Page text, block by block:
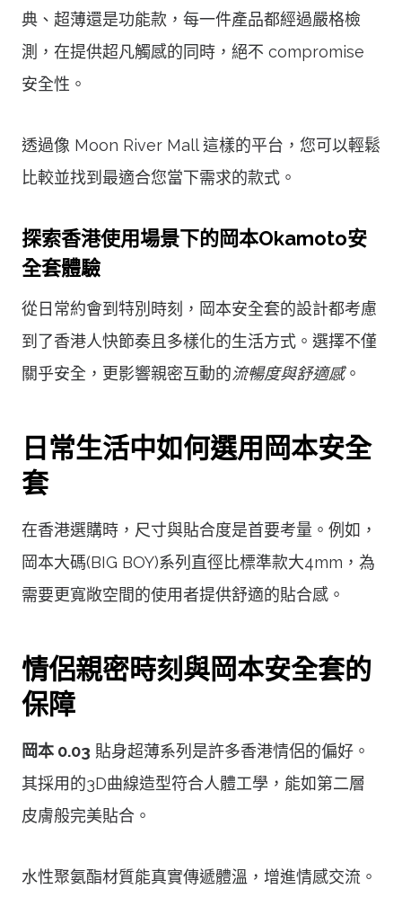
典、超薄還是功能款，每一件產品都經過嚴格檢
測，在提供超凡觸感的同時，絕不 compromise
安全性。
透過像 Moon River Mall 這樣的平台，您可以輕鬆
比較並找到最適合您當下需求的款式。
探索香港使用場景下的岡本Okamoto安
全套體驗
從日常約會到特別時刻，岡本安全套的設計都考慮
到了香港人快節奏且多樣化的生活方式。選擇不僅
關乎安全，更影響親密互動的流暢度與舒適感。
日常生活中如何選用岡本安全
套
在香港選購時，尺寸與貼合度是首要考量。例如，
岡本大碼(BIG BOY)系列直徑比標準款大4mm，為
需要更寬敞空間的使用者提供舒適的貼合感。
情侶親密時刻與岡本安全套的
保障
岡本 0.03 貼身超薄系列是許多香港情侶的偏好。
其採用的3D曲線造型符合人體工學，能如第二層
皮膚般完美貼合。
水性聚氨酯材質能真實傳遞體溫，增進情感交流。